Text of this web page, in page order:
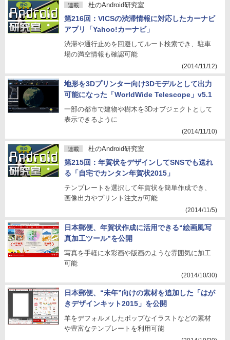
連載 杜のAndroid研究室
第216回：VICSの渋滞情報に対応したカーナビ
アプリ「Yahoo!カーナビ」
渋滞や通行止めを回避してルート検索でき、駐車
場の満空情報も確認可能
(2014/11/12)
地形を3Dプリンター向け3Dモデルとして出力
可能になった「WorldWide Telescope」v5.1
一部の都市で建物や樹木を3Dオブジェクトとして
表示できるように
(2014/11/10)
連載 杜のAndroid研究室
第215回：年賀状をデザインしてSNSでも送れ
る「自宅でカンタン年賀状2015」
テンプレートを選択して年賀状を簡単作成でき、
画像出力やプリント注文が可能
(2014/11/5)
日本郵便、年賀状作成に活用できる“絵画風写
真加工ツール”を公開
写真を手軽に水彩画や版画のような雰囲気に加工
可能
(2014/10/30)
日本郵便、“未年”向けの素材を追加した「はが
きデザインキット2015」を公開
羊をデフォルメしたポップなイラストなどの素材
や豊富なテンプレートを利用可能